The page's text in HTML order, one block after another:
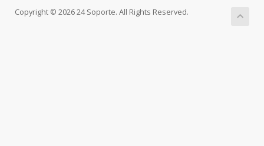
Copyright © 2026 24 Soporte. All Rights Reserved.